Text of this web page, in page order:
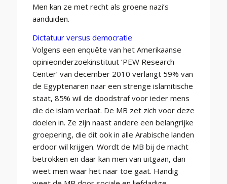
Men kan ze met recht als groene nazi’s
aanduiden.
Dictatuur versus democratie
Volgens een enquête van het Amerikaanse
opinieonderzoekinstituut ‘PEW Research
Center’ van december 2010 verlangt 59% van
de Egyptenaren naar een strenge islamitische
staat, 85% wil de doodstraf voor ieder mens
die de islam verlaat. De MB zet zich voor deze
doelen in. Ze zijn naast andere een belangrijke
groepering, die dit ook in alle Arabische landen
erdoor wil krijgen. Wordt de MB bij de macht
betrokken en daar kan men van uitgaan, dan
weet men waar het naar toe gaat. Handig